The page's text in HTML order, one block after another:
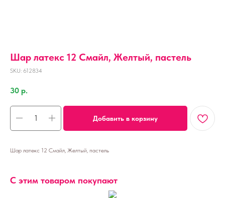
Шар латекс 12 Смайл, Желтый, пастель
SKU: 612834
30 р.
Добавить в корзину
Шар латекс 12 Смайл, Желтый, пастель
С этим товаром покупают